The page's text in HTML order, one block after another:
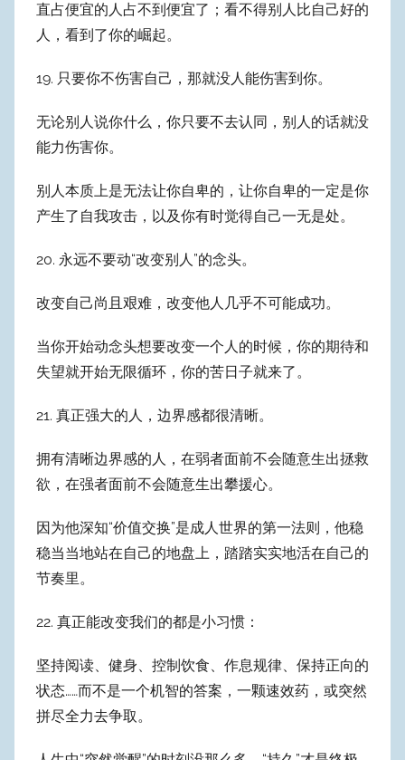
直占便宜的人占不到便宜了；看不得别人比自己好的
人，看到了你的崛起。
19. 只要你不伤害自己，那就没人能伤害到你。
无论别人说你什么，你只要不去认同，别人的话就没
能力伤害你。
别人本质上是无法让你自卑的，让你自卑的一定是你
产生了自我攻击，以及你有时觉得自己一无是处。
20. 永远不要动“改变别人”的念头。
改变自己尚且艰难，改变他人几乎不可能成功。
当你开始动念头想要改变一个人的时候，你的期待和
失望就开始无限循环，你的苦日子就来了。
21. 真正强大的人，边界感都很清晰。
拥有清晰边界感的人，在弱者面前不会随意生出拯救
欲，在强者面前不会随意生出攀援心。
因为他深知“价值交换”是成人世界的第一法则，他稳
稳当当地站在自己的地盘上，踏踏实实地活在自己的
节奏里。
22. 真正能改变我们的都是小习惯：
坚持阅读、健身、控制饮食、作息规律、保持正向的
状态……而不是一个机智的答案，一颗速效药，或突然
拼尽全力去争取。